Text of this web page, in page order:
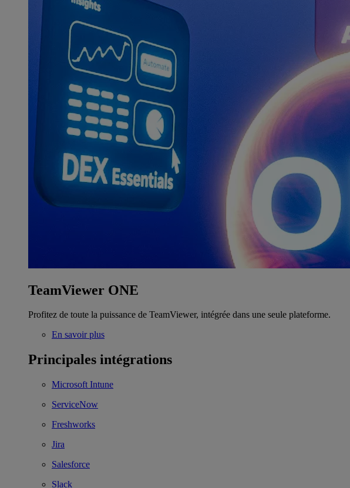
TeamViewer ONE
Profitez de toute la puissance de TeamViewer, intégrée dans une seule plateforme.
En savoir plus
Principales intégrations
Microsoft Intune
ServiceNow
Freshworks
Jira
Salesforce
Slack